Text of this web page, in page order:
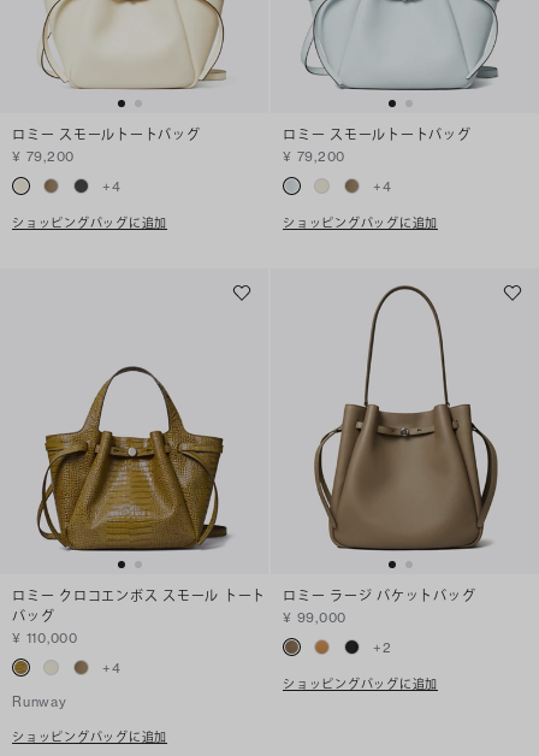
ロミー スモールトートバッグ
¥ 79,200
+4
ショッピングバッグに追加
ロミー スモールトートバッグ
¥ 79,200
+4
ショッピングバッグに追加
ロミー クロコエンボス スモール トート
バッグ
¥ 110,000
+4
Runway
ショッピングバッグに追加
ロミー ラージ バケットバッグ
¥ 99,000
+2
ショッピングバッグに追加